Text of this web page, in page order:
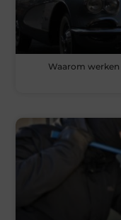
Waarom